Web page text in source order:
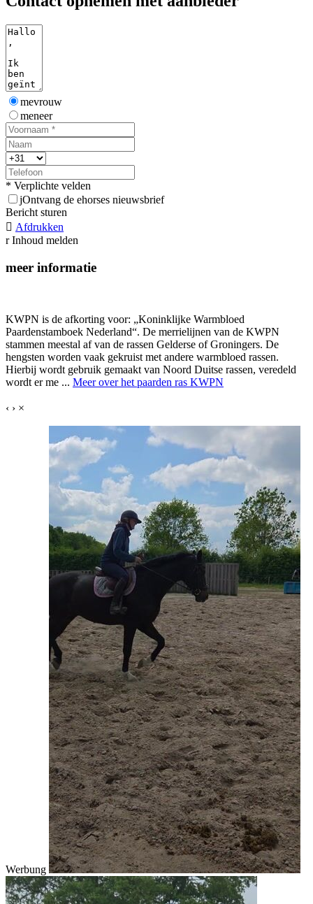
mevrouw
meneer
* Verplichte velden
jOntvang de ehorses nieuwsbrief
Bericht sturen
 Afdrukken
r Inhoud melden
meer informatie
KWPN is de afkorting voor: „Koninklijke Warmbloed
Paardenstamboek Nederland“. De merrielijnen van de KWPN
stammen meestal af van de rassen Gelderse of Groningers. De
hengsten worden vaak gekruist met andere warmbloed rassen.
Hierbij wordt gebruik gemaakt van Noord Duitse rassen, veredeld
wordt er me ... Meer over het paarden ras KWPN
‹ › ×
Werbung